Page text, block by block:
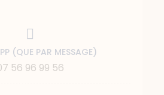
(QUE PAR MESSAGE)
56 96 99 56